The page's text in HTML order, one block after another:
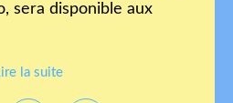
sera disponible aux
la suite